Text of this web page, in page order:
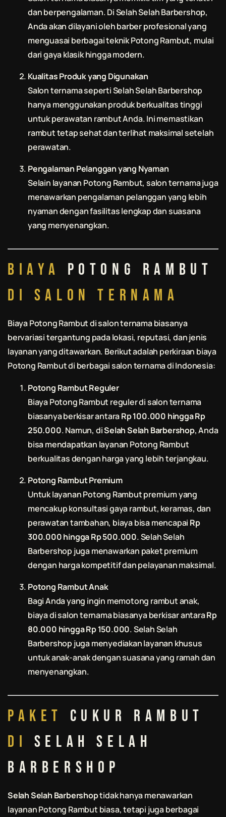
dan berpengalaman. DiSelah Selah Barbershop,
Anda akan dilayani oleh barber profesional yang
menguasai berbagai teknikPotong Rambut, mulai
dari gaya klasik hingga modern.
Kualitas Produk yang Digunakan
Salon ternama sepertiSelah Selah Barbershop
hanya menggunakan produk berkualitas tinggi
untuk perawatan rambut Anda. Ini memastikan
rambut tetap sehat dan terlihat maksimal setelah
perawatan.
Pengalaman Pelanggan yang Nyaman
Selain layanan Potong Rambut, salon ternama juga
menawarkan pengalaman pelanggan yang lebih
nyaman dengan fasilitas lengkap dan suasana
yang menyenangkan.
Biaya Potong Rambut
di Salon Ternama
BiayaPotong Rambutdi salon ternama biasanya
bervariasi tergantung pada lokasi, reputasi, dan jenis
layanan yang ditawarkan. Berikut adalah perkiraan biaya
Potong Rambutdi berbagai salon ternama di Indonesia:
Potong RambutReguler
BiayaPotong Rambut reguler di salon ternama
biasanya berkisar antaraRp 100.000 hingga Rp
250.000. Namun, diSelah Selah Barbershop, Anda
bisa mendapatkan layanan Potong Rambut
berkualitas dengan harga yang lebih terjangkau.
Potong RambutPremium
Untuk layananPotong Rambutpremium yang
mencakup konsultasi gaya rambut, keramas, dan
perawatan tambahan, biaya bisa mencapai Rp
300.000 hingga Rp 500.000.Selah Selah
Barbershop juga menawarkan paket premium
dengan harga kompetitif dan pelayanan maksimal.
Potong RambutAnak
Bagi Anda yang ingin memotong rambut anak,
biaya di salon ternama biasanya berkisar antaraRp
80.000 hingga Rp 150.000.Selah Selah
Barbershop juga menyediakan layanan khusus
untuk anak-anak dengan suasana yang ramah dan
menyenangkan.
Paket Cukur Rambut
di Selah Selah
Barbershop
Selah Selah Barbershoptidak hanya menawarkan
layananPotong Rambut biasa, tetapi juga berbagai